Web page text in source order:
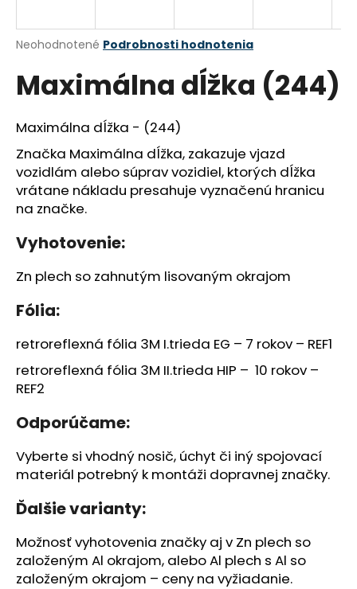
Priemerné
produktu
je
z
5
hviezdičiek.
Neohodnotené Podrobnosti hodnotenia
Maximálna dĺžka (244)
Maximálna dĺžka - (244)
Značka Maximálna dĺžka, zakazuje vjazd
vozidlám alebo súprav vozidiel, ktorých dĺžka
vrátane nákladu presahuje vyznačenú hranicu
na značke.
Vyhotovenie:
Zn plech so zahnutým lisovaným okrajom
Fólia:
retroreflexná fólia 3M I.trieda EG – 7 rokov – REF1
retroreflexná fólia 3M II.trieda HIP – 10 rokov –
REF2
Odporúčame:
Vyberte si vhodný nosič, úchyt či iný spojovací
materiál potrebný k montáži dopravnej značky.
Ďalšie varianty:
Možnosť vyhotovenia značky aj v Zn plech so
založeným Al okrajom, alebo Al plech s Al so
založeným okrajom – ceny na vyžiadanie.
j
ť
?
HĽADAŤ
O
d
o
ú
a
m
e
SPOLOČNÁ
CESTIČKA
PRE
CHODCOV
A
(222)
€39,36